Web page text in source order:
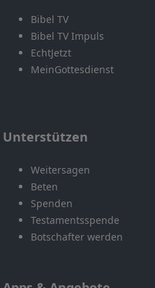
Bibel TV
Bibel TV Impuls
EchtJetzt
MeinGottesdienst
Unterstützen
Weitersagen
Beten
Spenden
Testamentsspende
Botschafter werden